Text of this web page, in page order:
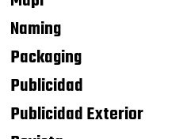
Naming
Packaging
Publicidad
Publicidad Exterior